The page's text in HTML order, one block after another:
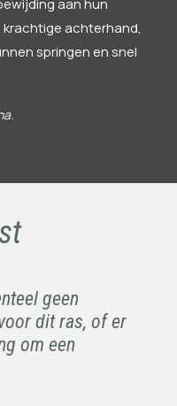
aan hun
achterhand,
springen en snel
geen
dit ras, of er
om een